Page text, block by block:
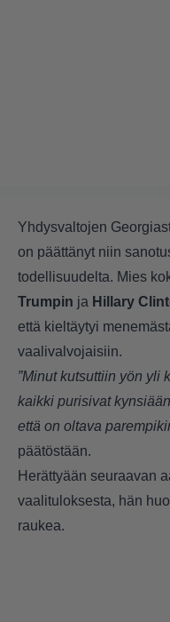
Yhdysvaltojen
on päättänyt niin
todellisuudelta. Mies
Trumpin ja Hillary
että kieltäytyi
vaalivalvojaisiin.
”Minut kutsuttiin yön yli
kaikki purisivat
että on oltava
päätöstään.
Herättyään seuraavan
vaalituloksesta, hän
raukea.